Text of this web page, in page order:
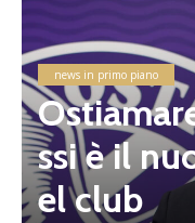
news in primo piano
ssi è il
el club